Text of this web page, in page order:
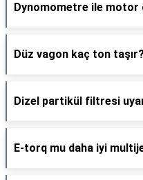
Dynomometre ile motor
Düz vagon kaç ton taşır?
Dizel partikül filtresi
E-torq mu daha iyi